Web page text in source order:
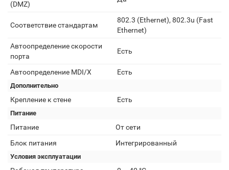
(DMZ)
Соответствие стандартам
802.3 (Ethernet), 802.3u (Fast
Ethernet)
Автоопределение скорости
порта
Есть
Автоопределение MDI/X Есть
Дополнительно
Крепление к стене Есть
Питание
Питание
От сети
Блок питания
Интегрированный
Условия эксплуатации